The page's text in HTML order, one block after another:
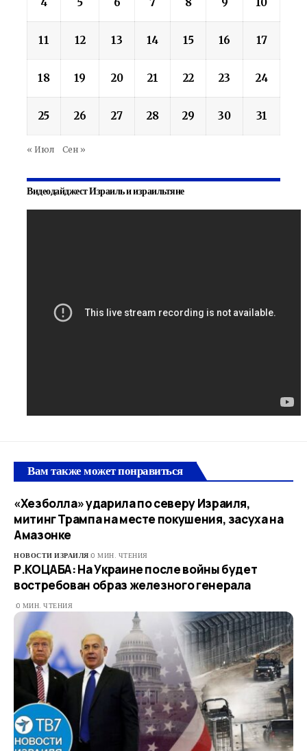
11 12 13 14 15 16 17
18 19 20 21 22 23 24
25 26 27 28 29 30 31
« Июл Сен »
Видеодайджест Израиль и израильтяне
Вам также может понравиться
«Хезболла» ударила по северу Израиля,
митинг Трампа на месте покушения, засуха на
Амазонке
НОВОСТИ ИЗРАИЛЯ 0 МИН. ЧТЕНИЯ
Р.КОЦАБА: На Украине после войны будет
востребован образ железного генерала
0 МИН. ЧТЕНИЯ